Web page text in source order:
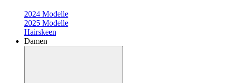
2024 Modelle
2025 Modelle
Hairskeen
Damen